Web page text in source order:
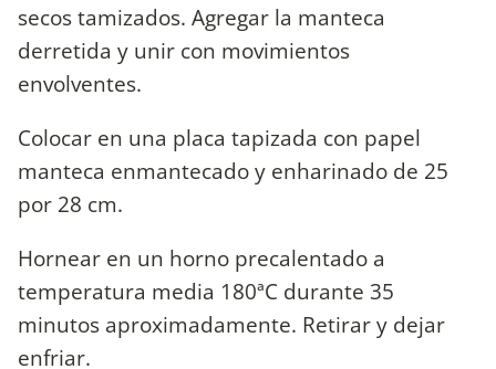
secos tamizados. Agregar la manteca
derretida y unir con movimientos
envolventes.
Colocar en una placa tapizada con papel
manteca enmantecado y enharinado de 25
por 28 cm.
Hornear en un horno precalentado a
temperatura media 180ªC durante 35
minutos aproximadamente. Retirar y dejar
enfriar.